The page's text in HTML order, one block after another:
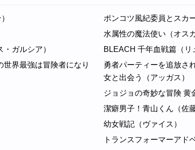
ガルシア）
界最強は冒険者になり
ポンコツ風紀委員とスカ
水属性の魔法使い（オス
BLEACH 千年血戦篇（リ
勇者パーティーを追放さ
女と出会う（アッガス）
ジョジョの奇妙な冒険 黄
潔癖男子！青山くん（佐藤
幼女戦記（ヴァイス）
トランスフォーマーアド